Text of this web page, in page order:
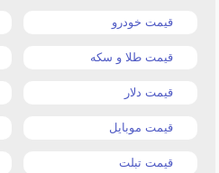
قیمت خودرو
قیمت طلا و سکه
قیمت دلار
قیمت موبایل
قیمت تبلت